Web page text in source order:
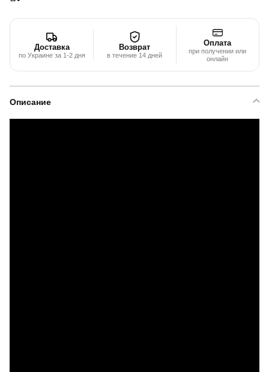
Доставка
по Украине за 1-2 дня
Возврат
в течение 14 дней
Оплата
при получении или
онлайн
Описание